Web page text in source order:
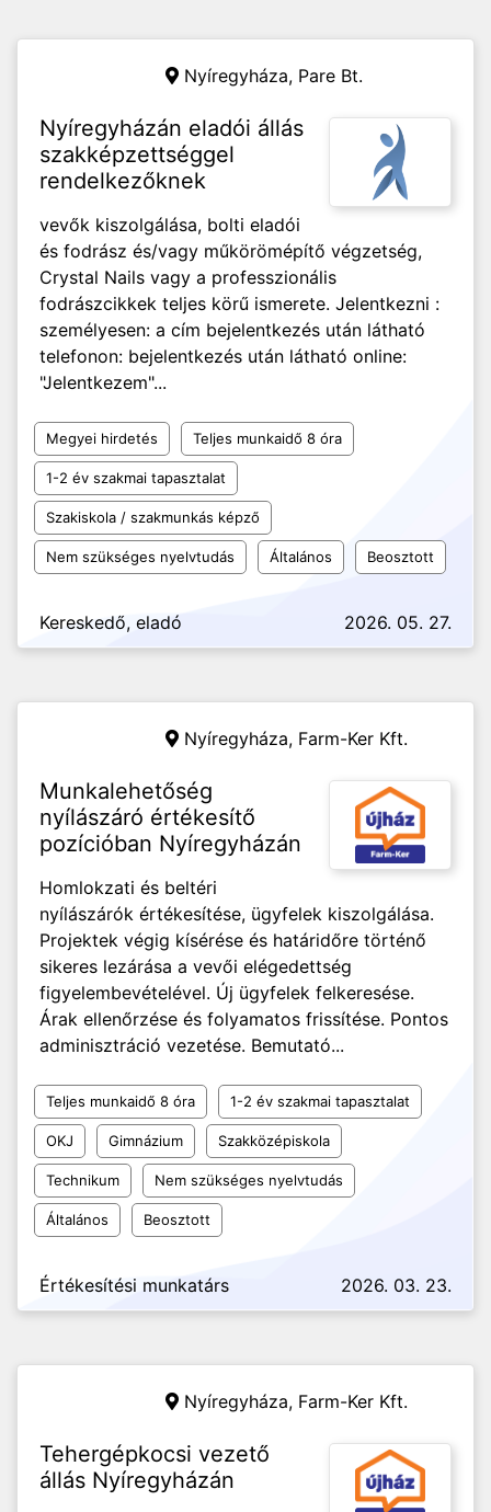
Nyíregyháza, Pare Bt.
Nyíregyházán eladói állás
szakképzettséggel
rendelkezőknek
vevők kiszolgálása, bolti eladói
és fodrász és/vagy műkörömépítő végzetség,
Crystal Nails vagy a professzionális
fodrászcikkek teljes körű ismerete. Jelentkezni :
személyesen: a cím bejelentkezés után látható
telefonon: bejelentkezés után látható online:
"Jelentkezem"...
Megyei hirdetés Teljes munkaidő 8 óra
1-2 év szakmai tapasztalat
Szakiskola / szakmunkás képző
Nem szükséges nyelvtudás Általános Beosztott
Kereskedő, eladó 2026. 05. 27.
Nyíregyháza, Farm-Ker Kft.
Munkalehetőség
nyílászáró értékesítő
pozícióban Nyíregyházán
Homlokzati és beltéri
nyílászárók értékesítése, ügyfelek kiszolgálása.
Projektek végig kísérése és határidőre történő
sikeres lezárása a vevői elégedettség
figyelembevételével. Új ügyfelek felkeresése.
Árak ellenőrzése és folyamatos frissítése. Pontos
adminisztráció vezetése. Bemutató...
Teljes munkaidő 8 óra 1-2 év szakmai tapasztalat
OKJ Gimnázium Szakközépiskola
Technikum Nem szükséges nyelvtudás
Általános Beosztott
Értékesítési munkatárs 2026. 03. 23.
Nyíregyháza, Farm-Ker Kft.
Tehergépkocsi vezető
állás Nyíregyházán